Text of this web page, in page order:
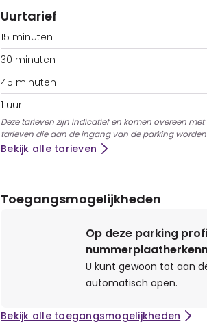
Uurtarief
15 minuten
30 minuten
45 minuten
1 uur
Deze tarieven zijn indicatief en komen overeen
tarieven die aan de ingang van de parking
Bekijk alle tarieven
Toegangsmogelijkheden
Op deze parking
U kunt gewoon tot aan
automatisch open.
Bekijk alle toegangsmogelijkheden